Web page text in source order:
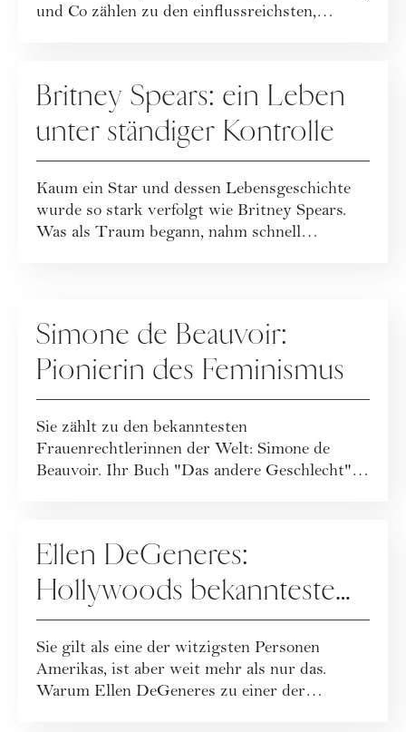
und Co zählen zu den einflussreichsten,
Britney Spears: ein Leben
unter ständiger Kontrolle
Kaum ein Star und dessen Lebensgeschichte
wurde so stark verfolgt wie Britney Spears.
Was als Traum begann, nahm schnell
Simone de Beauvoir:
Pionierin des Feminismus
Sie zählt zu den bekanntesten
Frauenrechtlerinnen der Welt: Simone de
Beauvoir. Ihr Buch "Das andere Geschlecht"
Ellen DeGeneres:
Hollywoods bekannteste
Komikerin und Talkshow-
Queen im Portrait
Sie gilt als eine der witzigsten Personen
Amerikas, ist aber weit mehr als nur das.
Warum Ellen DeGeneres zu einer der